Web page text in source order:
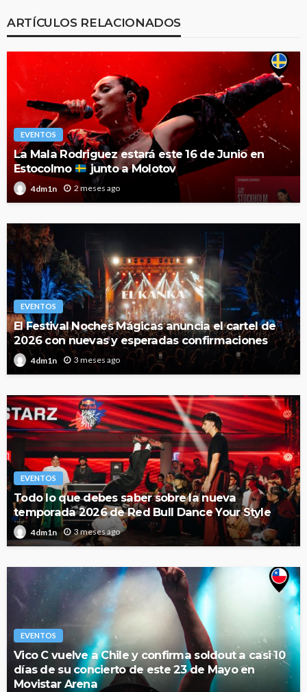
ARTÍCULOS RELACIONADOS
EVENTOS
La Mala Rodriguez estará este 16 de Junio en
Estocolmo
junto a Molotov
4dm1n 2 meses ago
EVENTOS
El Festival Noches Mágicas anuncia el cartel de
2026 con nuevas y esperadas confirmaciones
4dm1n 3 meses ago
EVENTOS
Todo lo que debes saber sobre la nueva
temporada 2026 de Red Bull Dance Your Style
4dm1n 3 meses ago
EVENTOS
Vico C vuelve a Chile y confirma soldout a casi 10
días de su concierto de este 23 de Mayo en
Movistar Arena